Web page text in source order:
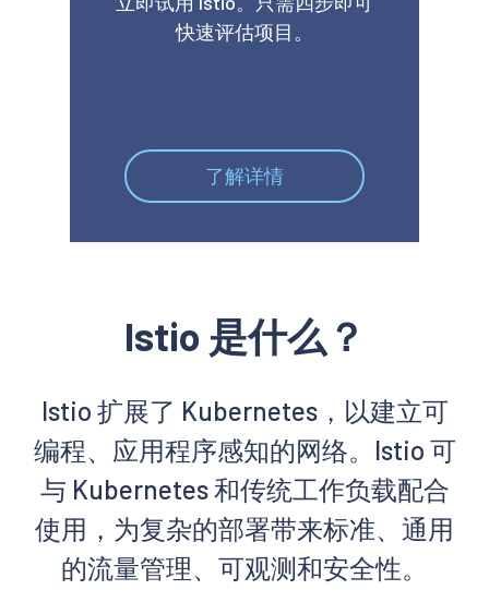
快速评估项目。
了解详情
Istio 是什么？
Istio 扩展了 Kubernetes，以建立可
编程、应用程序感知的网络。Istio 可
与 Kubernetes 和传统工作负载配合
使用，为复杂的部署带来标准、通用
的流量管理、可观测和安全性。